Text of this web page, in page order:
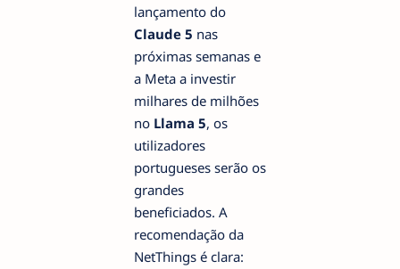
lançamento do
Claude 5 nas
próximas semanas e
a Meta a investir
milhares de milhões
no Llama 5, os
utilizadores
portugueses serão os
grandes
beneficiados. A
recomendação da
NetThings é clara: